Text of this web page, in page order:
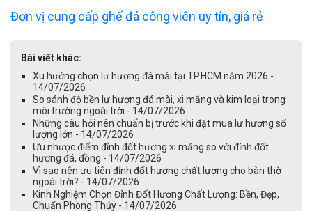
Đơn vị cung cấp ghế đá công viên uy tín, giá rẻ
Bài viết khác:
Xu hướng chọn lư hương đá mài tại TP.HCM năm 2026 -
14/07/2026
So sánh độ bền lư hương đá mài, xi măng và kim loại trong
môi trường ngoài trời - 14/07/2026
Những câu hỏi nên chuẩn bị trước khi đặt mua lư hương số
lượng lớn - 14/07/2026
Ưu nhược điểm đỉnh đốt hương xi măng so với đỉnh đốt
hương đá, đồng - 14/07/2026
Vì sao nên ưu tiên đỉnh đốt hương chất lượng cho bàn thờ
ngoài trời? - 14/07/2026
Kinh Nghiệm Chọn Đỉnh Đốt Hương Chất Lượng: Bền, Đẹp,
Chuẩn Phong Thủy - 14/07/2026